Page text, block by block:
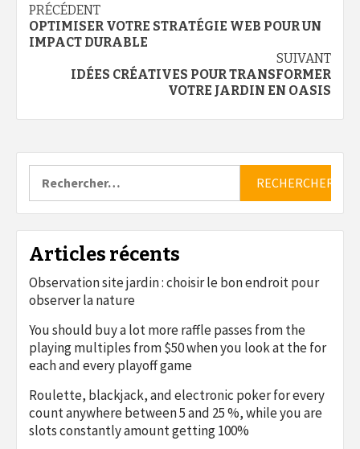
Navigation
d’article
PRÉCÉDENT
OPTIMISER VOTRE STRATÉGIE WEB POUR UN
IMPACT DURABLE
SUIVANT
IDÉES CRÉATIVES POUR TRANSFORMER
VOTRE JARDIN EN OASIS
Articles récents
Observation site jardin : choisir le bon endroit pour
observer la nature
You should buy a lot more raffle passes from the
playing multiples from $50 when you look at the for
each and every playoff game
Roulette, blackjack, and electronic poker for every
count anywhere between 5 and 25 %, while you are
slots constantly amount getting 100%